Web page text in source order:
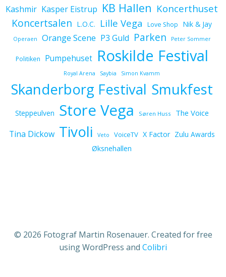
Kashmir Kasper Eistrup KB Hallen Koncerthuset
Koncertsalen L.O.C. Lille Vega Love Shop Nik & Jay
Operaen Orange Scene P3 Guld Parken Peter Sommer
Politiken Pumpehuset Roskilde Festival
Royal Arena Saybia Simon Kvamm
Skanderborg Festival Smukfest
Steppeulven Store Vega Søren Huss The Voice
Tina Dickow Tivoli Veto VoiceTV X Factor Zulu Awards
Øksnehallen
© 2026 Fotograf Martin Rosenauer. Created for free
using WordPress and Colibri